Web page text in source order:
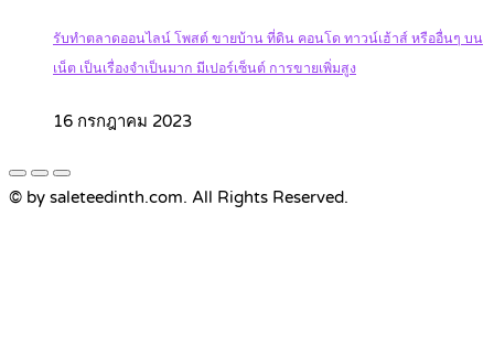
รับทำตลาดออนไลน์ โพสต์ ขายบ้าน ที่ดิน คอนโด ทาวน์เฮ้าส์ หรืออื่นๆ บน
เน็ต เป็นเรื่องจำเป็นมาก มีเปอร์เซ็นต์ การขายเพิ่มสูง
16 กรกฎาคม 2023
© by saleteedinth.com. All Rights Reserved.